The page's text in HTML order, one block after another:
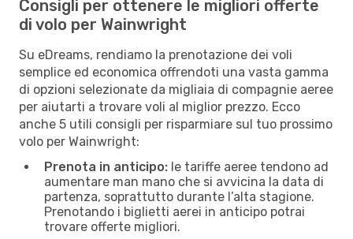
Consigli per ottenere le migliori offerte
di volo per Wainwright
Su eDreams, rendiamo la prenotazione dei voli
semplice ed economica offrendoti una vasta gamma
di opzioni selezionate da migliaia di compagnie aeree
per aiutarti a trovare voli al miglior prezzo. Ecco
anche 5 utili consigli per risparmiare sul tuo prossimo
volo per Wainwright:
Prenota in anticipo: le tariffe aeree tendono ad
aumentare man mano che si avvicina la data di
partenza, soprattutto durante l’alta stagione.
Prenotando i biglietti aerei in anticipo potrai
trovare offerte migliori.